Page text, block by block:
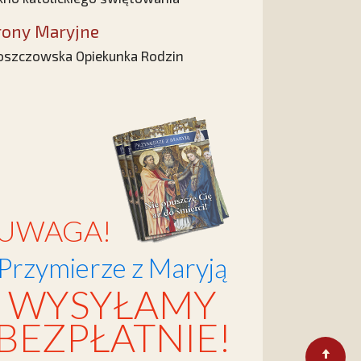
Maryjne
Opiekunka Rodzin
Przymierze z Maryją
WYSYŁAMY